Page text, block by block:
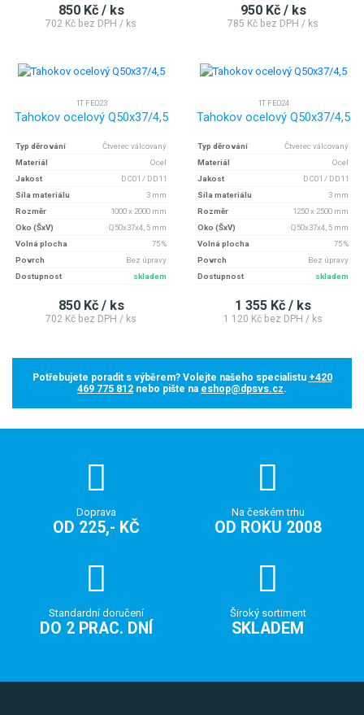
850 Kč / ks
702 Kč bez DPH / ks
950 Kč / ks
785 Kč bez DPH / ks
1T FE023
Tahokov ocelový Q50x37/4,5
Typ děrování
Čtverec válcovaný
Materiál
Ocel
Jakost
DC01 / DD11
Síla materiálu
3 mm
Rozměr
1000 x 2000 mm
Oko (ŠxV)
Q50x37x4, 5 mm
Volná plocha
75 %
Povrch
Bez úpravy
Dostupnost
skladem
850 Kč / ks
702 Kč bez DPH / ks
1T FE024
Tahokov ocelový Q50x37/4,5
Typ děrování
Čtverec válcovaný
Materiál
Ocel
Jakost
DC01 / DD11
Síla materiálu
3 mm
Rozměr
1250 x 2500 mm
Oko (ŠxV)
Q50x37x4, 5 mm
Volná plocha
75 %
Povrch
Bez úpravy
Dostupnost
skladem
1 355 Kč / ks
1 120 Kč bez DPH / ks
Potřebujete poradit s výběrem? Volejte našeho specialistu +420
469 775 812 nebo pište na eshop@dpsvs.cz.
Doprava
OD 225,- KČ
Na českém trhu
OD ROKU 2008
Standardní doručení
DO 2 PRAC. DNÍ
Široký sortiment
SKLADEM